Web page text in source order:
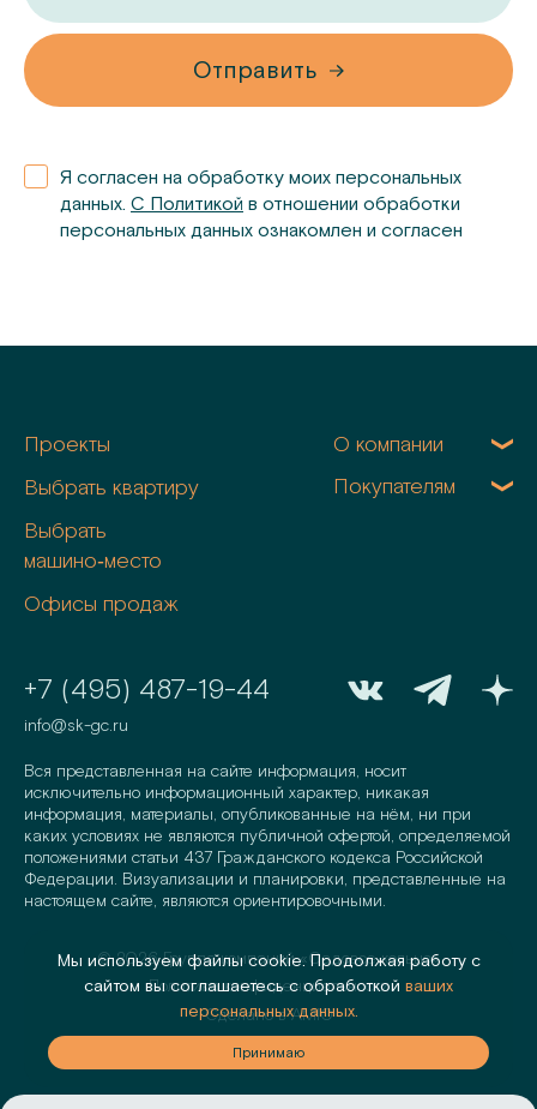
Отправить
Я согласен на обработку моих персональных
данных. С Политикой в отношении обработки
персональных данных ознакомлен и согласен
Проекты
Выбрать квартиру
Выбрать
машино‑место
Офисы продаж
О компании
Покупателям
+7 (495) 487-19-44
info@sk-gc.ru
Вся представленная на сайте информация, носит
исключительно информационный характер, никакая
информация, материалы, опубликованные на нём, ни при
каких условиях не являются публичной офертой, определяемой
положениями статьи 437 Гражданского кодекса Российской
Федерации. Визуализации и планировки, представленные на
настоящем сайте, являются ориентировочными.
©2026Группа компаний «Садовое кольцо»
Политика конфиденциальности
Сделано вAMIO
Мы используем файлы cookie. Продолжая работу с
сайтом вы соглашаетесь с обработкой ваших
персональных данных.
Принимаю